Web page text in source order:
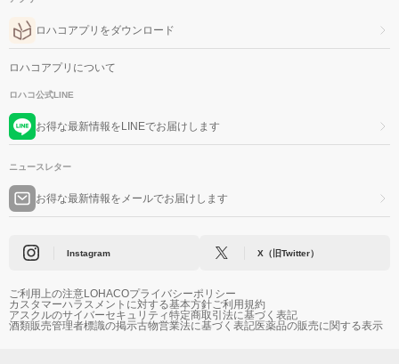
ロハコアプリをダウンロード
ロハコアプリについて
ロハコ公式LINE
お得な最新情報をLINEでお届けします
ニュースレター
お得な最新情報をメールでお届けします
Instagram X（旧Twitter）
ご利用上の注意LOHACOプライバシーポリシー
カスタマーハラスメントに対する基本方針ご利用規約
アスクルのサイバーセキュリティ特定商取引法に基づく表記
酒類販売管理者標識の掲示古物営業法に基づく表記医薬品の販売に関する表示